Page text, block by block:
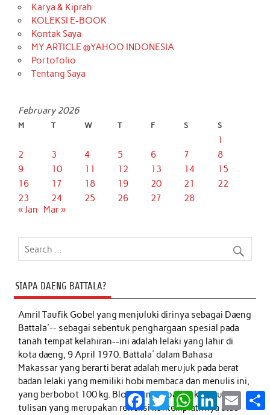
Karya & Kiprah
KOLEKSI E-BOOK
Kontak Saya
MY ARTICLE @YAHOO INDONESIA
Portofolio
Tentang Saya
February 2026
M T W T F S S
1
2
3 4 5 6 7
8
9
10 11 12 13 14
15
16
17 18 19 20 21
22
23
24 25 26 27
28
« Jan
Mar »
SIAPA DAENG BATTALA?
Amril Taufik Gobelyang menjuluki dirinya sebagai Daeng
Battala'-- sebagai sebentuk penghargaan spesial pada
tanah tempat kelahiran--ini adalah lelaki yang lahir di
kota daeng, 9 April 1970. Battala' dalam Bahasa
Makassar yang berarti berat adalah merujuk pada berat
badan lelaki yang memiliki hobi membaca dan menulis ini,
yang berbobot 100 kg. Blog ini merupakan kumpulan
tulisan yang merupakan refleksi kontemplatifnya atas
Facebook
TwitterWhatsApp
LinkedInEmail